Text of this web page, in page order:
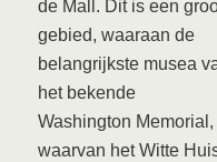
de Mall. Dit is een
gebied, waaraan de
belangrijkste musea
het bekende
Washington
waarvan het Witte